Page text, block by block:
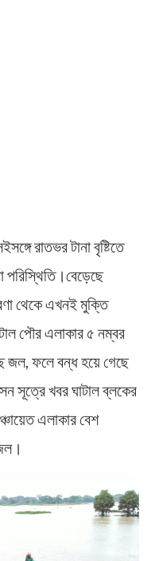
রাতভর টানা বৃষ্টিতে
পরিস্থিতি।বেড়েছে
থেকে এখনই মুক্তি
পৌর এলাকার ৫ নম্বর
জল, ফলে বন্ধ হয়ে গেছে
সূত্রে খবর ঘাটাল ব্লকের
এলাকার বেশ